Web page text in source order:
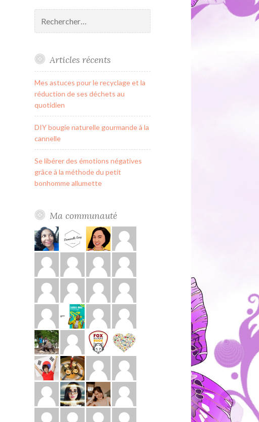
Articles récents
Mes astuces pour le recyclage et la
réduction de ses déchets au
quotidien
DIY bougie naturelle gourmande à la
cannelle
Se libérer des émotions négatives
grâce à la méthode du petit
bonhomme allumette
Ma communauté